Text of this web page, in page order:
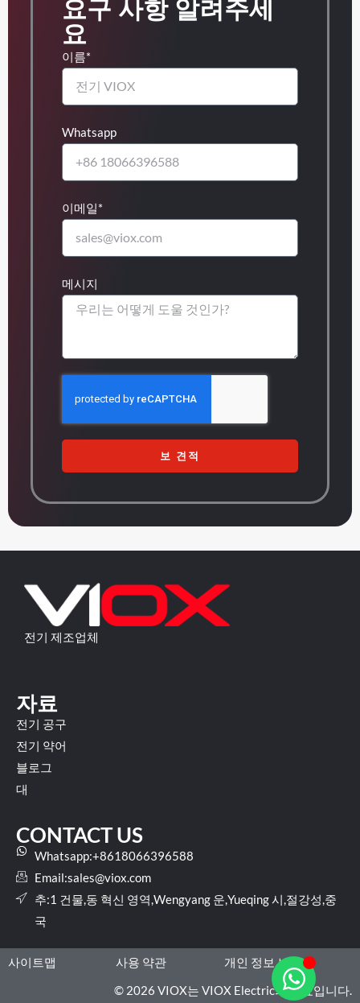
요구 사항 알려주세
요
이름*
Whatsapp
이메일*
메시지
보 견적
전기 제조업체
자료
전기 공구
전기 약어
블로그
대
CONTACT US
Whatsapp:+8618066396588
Email:sales@viox.com
추:1 건물,동 혁신 영역,Wengyang 운,Yueqing 시,절강성,중
국
사이트맵 사용 약관
개인 정보 보호
© 2026 VIOX는 VIOX Electric의 상표입니다.